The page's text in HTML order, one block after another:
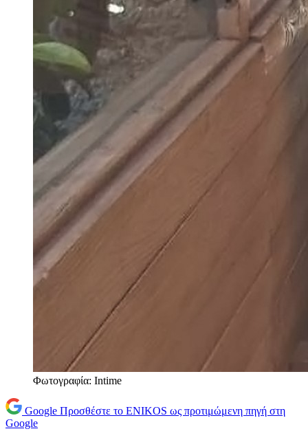
Φωτογραφία: Intime
Google Προσθέστε το ENIKOS ως προτιμώμενη πηγή στη
Google